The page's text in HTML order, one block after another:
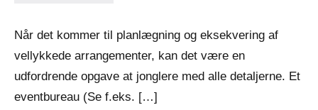
2024
Når det kommer til planlægning og eksekvering af
vellykkede arrangementer, kan det være en
udfordrende opgave at jonglere med alle detaljerne. Et
eventbureau (Se f.eks. […]